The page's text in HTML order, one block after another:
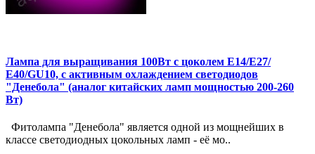
Лампа для выращивания 100Вт с цоколем Е14/Е27/
Е40/GU10, с активным охлаждением светодиодов
"Денебола" (аналог китайских ламп мощностью 200-260
Вт)
Фитолампа "Денебола" является одной из мощнейших в
классе светодиодных цокольных ламп - её мо..